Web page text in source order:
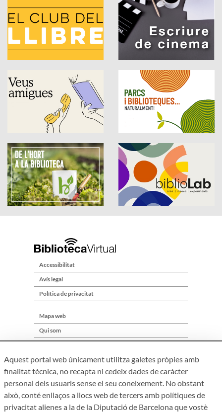
Accessibilitat
Avís legal
Política de privacitat
Mapa web
Qui som
Aquest portal web únicament utilitza galetes pròpies amb
finalitat tècnica, no recapta ni cedeix dades de caràcter
personal dels usuaris sense el seu coneixement. No obstant
això, conté enllaços a llocs web de tercers amb polítiques de
privacitat alienes a la de la Diputació de Barcelona que vostè